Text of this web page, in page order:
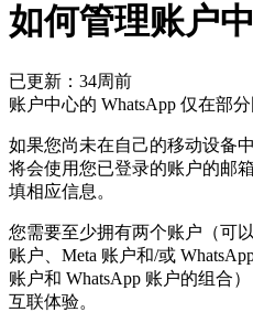
如何管理账户
已更新： 34周前
账户中心的 WhatsApp 仅在部分
如果您尚未在自己的移动设备
将会使用您已登录的账户的邮
填相应信息。
您需要至少拥有两个账户（可
账户、Meta 账户和/或
账户和 WhatsApp 账户的组合
互联体验。